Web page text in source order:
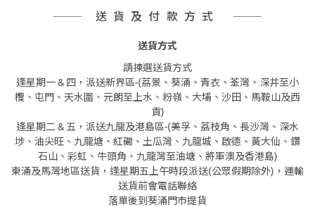
送貨及付款方式
送貨方式
請揀選送貨方式
逢星期一 & 四，派送新界區-(荔景、葵涌、青衣、荃灣、深井至小
欖、屯門、天水圍、元朗至上水、粉嶺、大埔、沙田、馬鞍山及西
貢)
逢星期二 & 五，派送九龍及港島區-(美孚、荔枝角、長沙灣、深水
埗、油尖旺、九龍塘、紅磡、土瓜灣、九龍城、啟德、黃大仙、鑽
石山、彩虹、牛頭角、九龍灣至油塘、將軍澳及香港島)
東涌及馬灣地區送貨，逢星期五上午時段派送(公眾假期除外)，運輸
送貨前會電話聯絡
落單後到葵涌門市提貨